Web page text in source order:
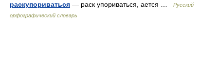
раскупориваться — раск упориваться, ается …
Русский
орфографический словарь